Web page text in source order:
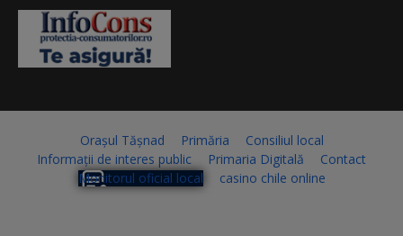
Orașul Tășnad Primăria
Consiliul local
Informații de interes public
Primaria Digitală
Contact
Monitorul oficial local
casino chile online